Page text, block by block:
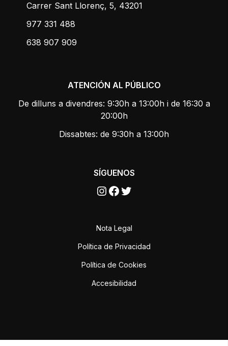
Carrer Sant Llorenç, 5, 43201
977 331 488
638 907 909
ATENCIÓN AL PÚBLICO
De dilluns a divendres: 9:30h a 13:00h i de 16:30 a
20:00h
Dissabtes: de 9:30h a 13:00h
SÍGUENOS
Instagram
Facebook
Twitter
Nota Legal
Política de Privacidad
Política de Cookies
Accesibilidad